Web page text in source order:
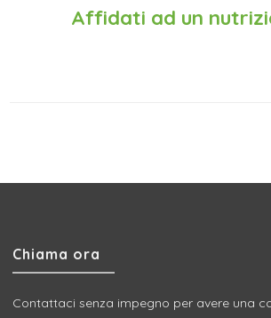
Affidati ad un
Chiama ora
Contattaci senza impegno per avere una